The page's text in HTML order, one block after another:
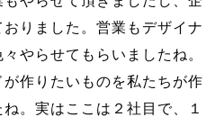
りました。営業もデザイナ
やらせてもらいましたね。
作りたいものを私たちが作
。実はここは２社目で、１